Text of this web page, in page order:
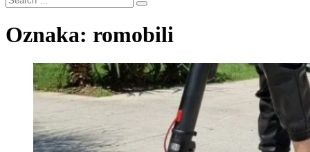
…
Oznaka: romobili